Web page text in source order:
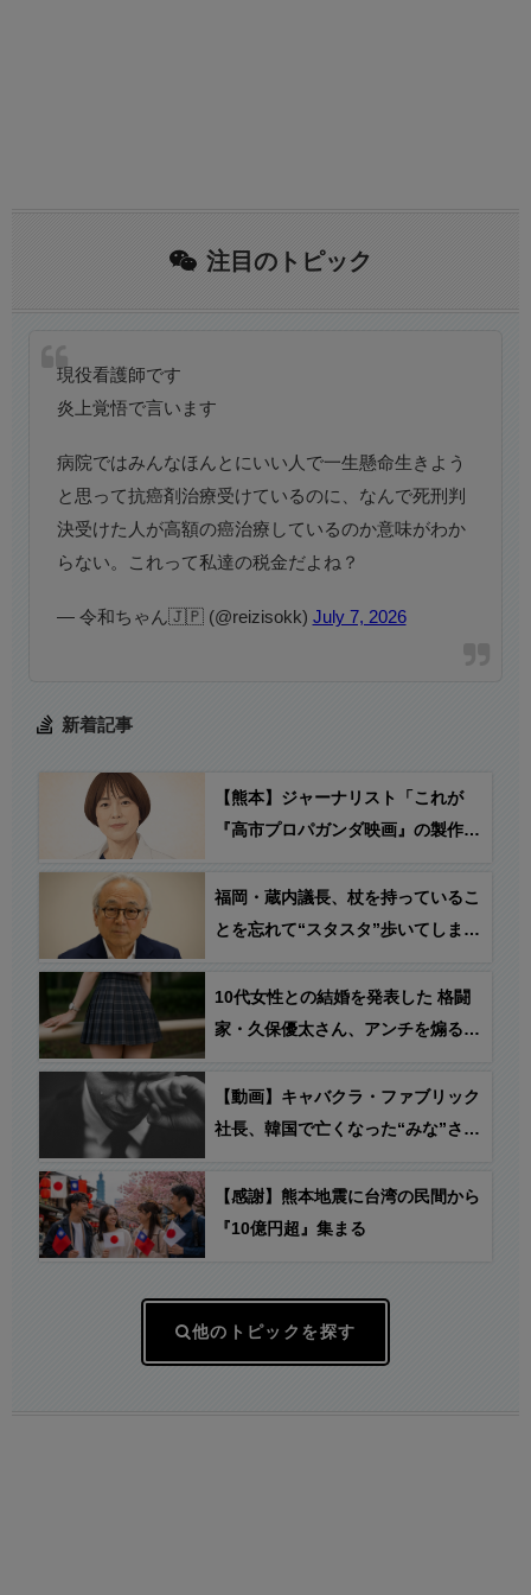
注目のトピック
現役看護師です
炎上覚悟で言います
病院ではみんなほんとにいい人で一生懸命生きよう
と思って抗癌剤治療受けているのに、なんで死刑判
決受けた人が高額の癌治療しているのか意味がわか
らない。これって私達の税金だよね？
— 令和ちゃん🇯🇵 (@reizisokk) July 7, 2026
新着記事
【熊本】ジャーナリスト「これが
『高市プロパガンダ映画』の製作風
るけど…」
福岡・蔵内議長、杖を持っているこ
とを忘れて“スタスタ”歩いてしま
10代女性との結婚を発表した 格闘
家・久保優太さん、アンチを煽る
【動画】キャバクラ・ファブリック
社長、韓国で亡くなった“みな”さん
【感謝】熊本地震に台湾の民間から
『10億円超』集まる
他のトピックを探す